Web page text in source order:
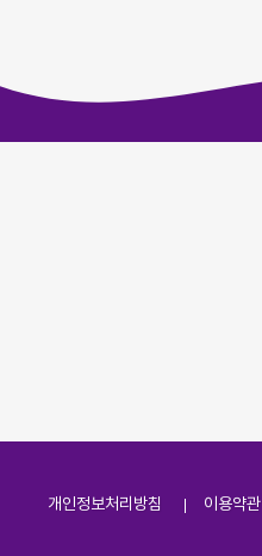
개인정보처리방침 이용약관